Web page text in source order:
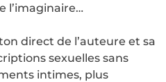
l’imaginaire…
direct de l’auteure et sa
sexuelles sans
intimes, plus